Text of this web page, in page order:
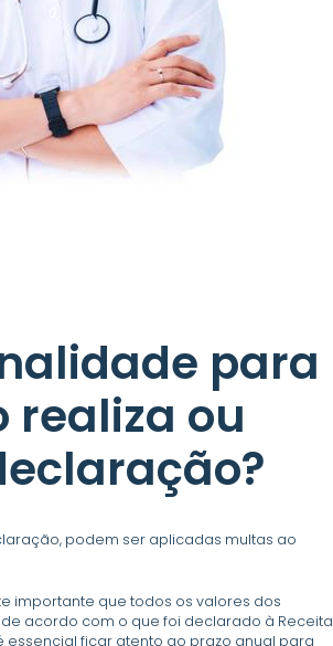
para
realiza ou
podem ser aplicadas multas ao
importante que todos os valores dos
acordo com o que foi declarado à Receita
essencial ficar atento ao prazo anual para